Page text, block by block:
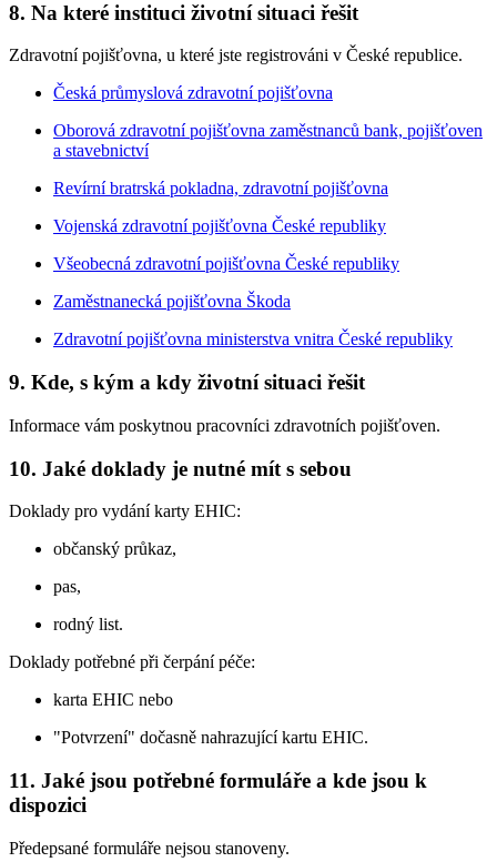
8. Na které instituci životní situaci řešit
Zdravotní pojišťovna, u které jste registrováni v České republice.
Česká průmyslová zdravotní pojišťovna
Oborová zdravotní pojišťovna zaměstnanců bank, pojišťoven
a stavebnictví
Revírní bratrská pokladna, zdravotní pojišťovna
Vojenská zdravotní pojišťovna České republiky
Všeobecná zdravotní pojišťovna České republiky
Zaměstnanecká pojišťovna Škoda
Zdravotní pojišťovna ministerstva vnitra České republiky
9. Kde, s kým a kdy životní situaci řešit
Informace vám poskytnou pracovníci zdravotních pojišťoven.
10. Jaké doklady je nutné mít s sebou
Doklady pro vydání karty EHIC:
občanský průkaz,
pas,
rodný list.
Doklady potřebné při čerpání péče:
karta EHIC nebo
"Potvrzení" dočasně nahrazující kartu EHIC.
11. Jaké jsou potřebné formuláře a kde jsou k
dispozici
Předepsané formuláře nejsou stanoveny.